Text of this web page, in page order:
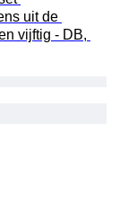
uit de
vijftig - DB,